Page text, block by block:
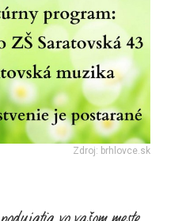
Zdroj: brhlovce.sk